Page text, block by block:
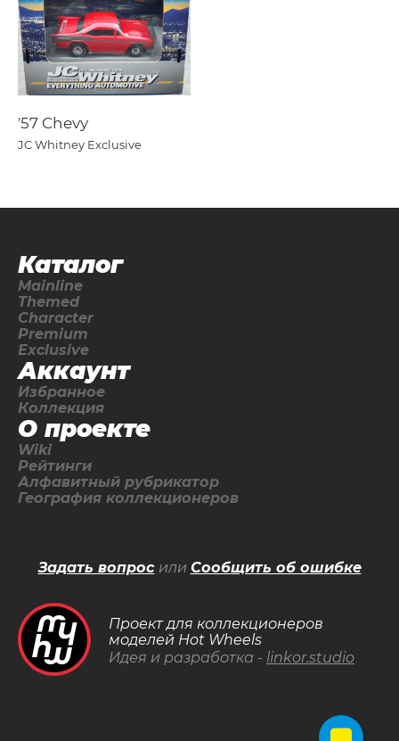
'57 Chevy
JC Whitney Exclusive
Каталог
Mainline
Themed
Character
Premium
Exclusive
Аккаунт
Избранное
Коллекция
О проекте
Wiki
Рейтинги
Алфавитный рубрикатор
География коллекционеров
Проект для коллекционеров
моделей Hot Wheels
Идея и разработка - linkor.studio
Задать вопросили Сообщить об ошибке